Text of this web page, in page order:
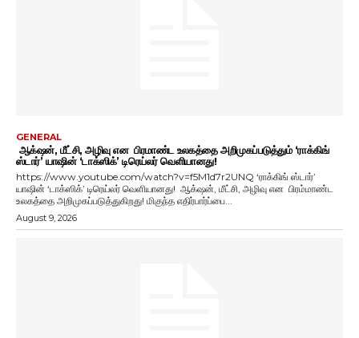
GENERAL
ஆக்‌ஷன், மீட்சி, அழிவு என பிரமாண்ட உலகத்தை அறிமுகப்படுத்தும் ‘ராக்கிங்
ஸ்டார்’ யாஷின் ‘டாக்ஸிக்’ டிரெய்லர் வெளியானது!
https://www.youtube.com/watch?v=f5M1d7r2UNQ ‘ராக்கிங் ஸ்டார்’
யாஷின் ‘டாக்ஸிக்’ டிரெய்லர் வெளியானது! ஆக்‌ஷன், மீட்சி, அழிவு என பிரம்மாண்ட
உலகத்தை அறிமுகப்படுத்துகிறது! மிகுந்த எதிர்பார்ப்பை...
August 9, 2026